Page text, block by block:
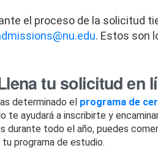
el proceso de la solicitud
. Estos son
tu solicitud en
determinado el programa de
te ayudará a inscribirte y
durante todo el año, puedes
tu programa de estudio.